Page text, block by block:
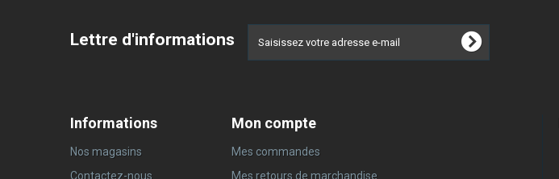
Lettre d'informations
Informations
Nos magasins
Contactez-nous
Mon compte
Mes commandes
Mes retours de marchandise